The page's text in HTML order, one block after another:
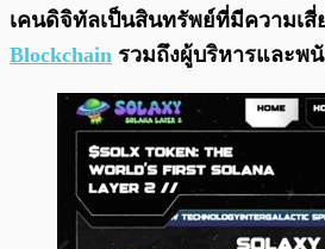
เคนดิจิทัลเป็นสินทรัพย์ที่มีความเ
Blockchain รวมถึงผู้บริหารและพ